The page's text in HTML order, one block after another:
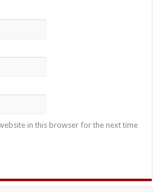
in this browser for the next time